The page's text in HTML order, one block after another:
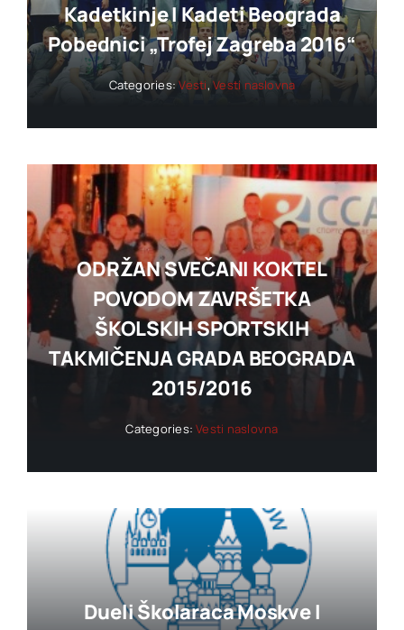
Kadetkinje I Kadeti Beograda
Pobednici „trofej Zagreba 2016“
Categories:Vesti,Vesti naslovna
ODRŽAN SVEČANI KOKTEL
POVODOM ZAVRŠETKA
ŠKOLSKIH SPORTSKIH
TAKMIČENJA GRADA BEOGRADA
2015/2016
Categories:Vesti naslovna
Dueli Školaraca Moskve I